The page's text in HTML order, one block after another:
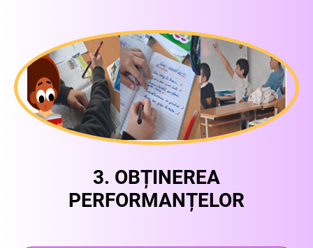
3. OBȚINEREA
PERFORMANȚELOR